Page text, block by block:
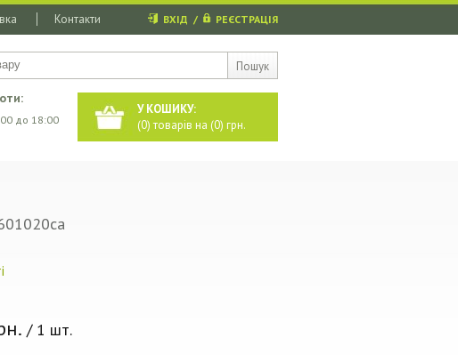
Пошук
Контакти ВХІД / РЕЄСТРАЦІЯ
У КОШИКУ:
(0) товарів на (0) грн.
до 18:00
/ 1 шт.